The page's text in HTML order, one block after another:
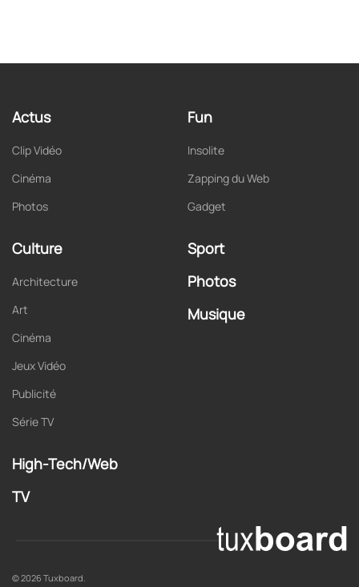
Actus
Clip Vidéo
Cinéma
Photos
Fun
Insolite
Zapping du Web
Gadget
Culture
Architecture
Art
Cinéma
Jeux Vidéo
Publicité
Série TV
Sport
Photos
Musique
High-Tech/Web
TV
© 2026 Tuxboard.